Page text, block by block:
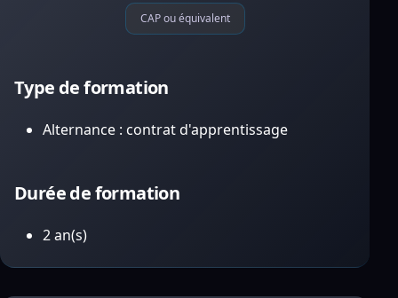
CAP ou équivalent
Type de formation
Alternance : contrat d'apprentissage
Durée de formation
2 an(s)